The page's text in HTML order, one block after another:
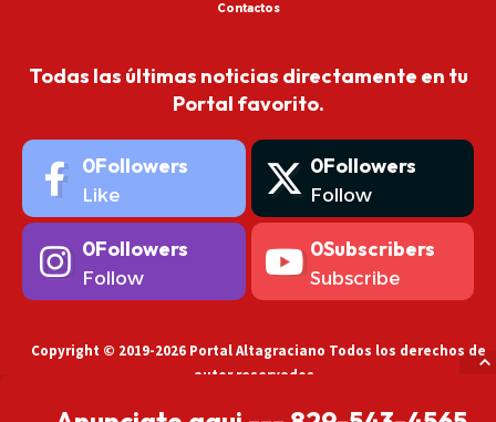
Contactos
Todas las últimas noticias directamente en tu
Portal favorito.
0Followers
Like
0Followers
Follow
0Followers
Follow
0Subscribers
Subscribe
Copyright © 2019-2026 Portal Altagraciano Todos los derechos de
autor reservados.